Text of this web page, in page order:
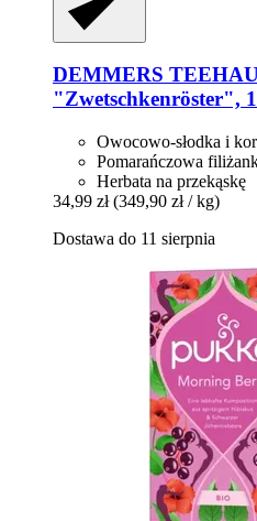
DEMMERS
"Zwetschkenröster",
Owocowo-słodka i
Pomarańczowa
Herbata na przekąskę
34,99 zł (349,90 zł / kg)
Dostawa do 11 sierpnia